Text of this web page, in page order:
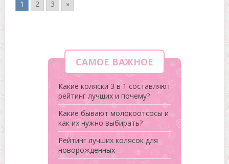
1 2 3 »
САМОЕ ВАЖНОЕ
Какие коляски 3 в 1 составляют
рейтинг лучших и почему?
Какие бывают молокоотсосы и
как их нужно выбирать?
Рейтинг лучших колясок для
новорожденных